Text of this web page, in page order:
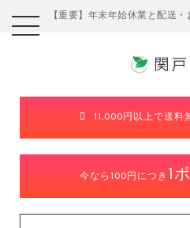
【重要】年末年始休業と配送
11,000円以上で送料
今なら100円につき 1